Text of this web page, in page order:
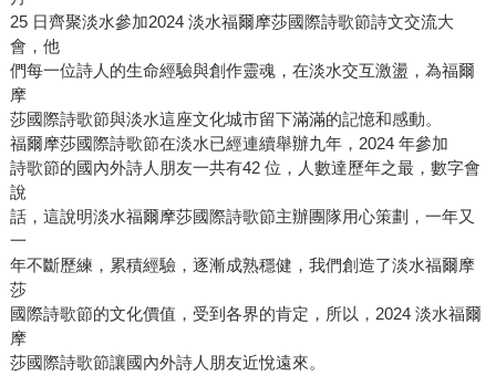
25 日齊聚淡水參加2024 淡水福爾摩莎國際詩歌節詩文交流大
會，他
們每一位詩人的生命經驗與創作靈魂，在淡水交互激盪，為福爾
摩
莎國際詩歌節與淡水這座文化城市留下滿滿的記憶和感動。
福爾摩莎國際詩歌節在淡水已經連續舉辦九年，2024 年參加
詩歌節的國內外詩人朋友一共有42 位，人數達歷年之最，數字會
說
話，這說明淡水福爾摩莎國際詩歌節主辦團隊用心策劃，一年又
一
年不斷歷練，累積經驗，逐漸成熟穩健，我們創造了淡水福爾摩
莎
國際詩歌節的文化價值，受到各界的肯定，所以，2024 淡水福爾
摩
莎國際詩歌節讓國內外詩人朋友近悅遠來。